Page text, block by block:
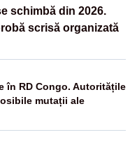
schimbă din 2026.
scrisă organizată
în RD Congo. Autoritățile
mutații ale